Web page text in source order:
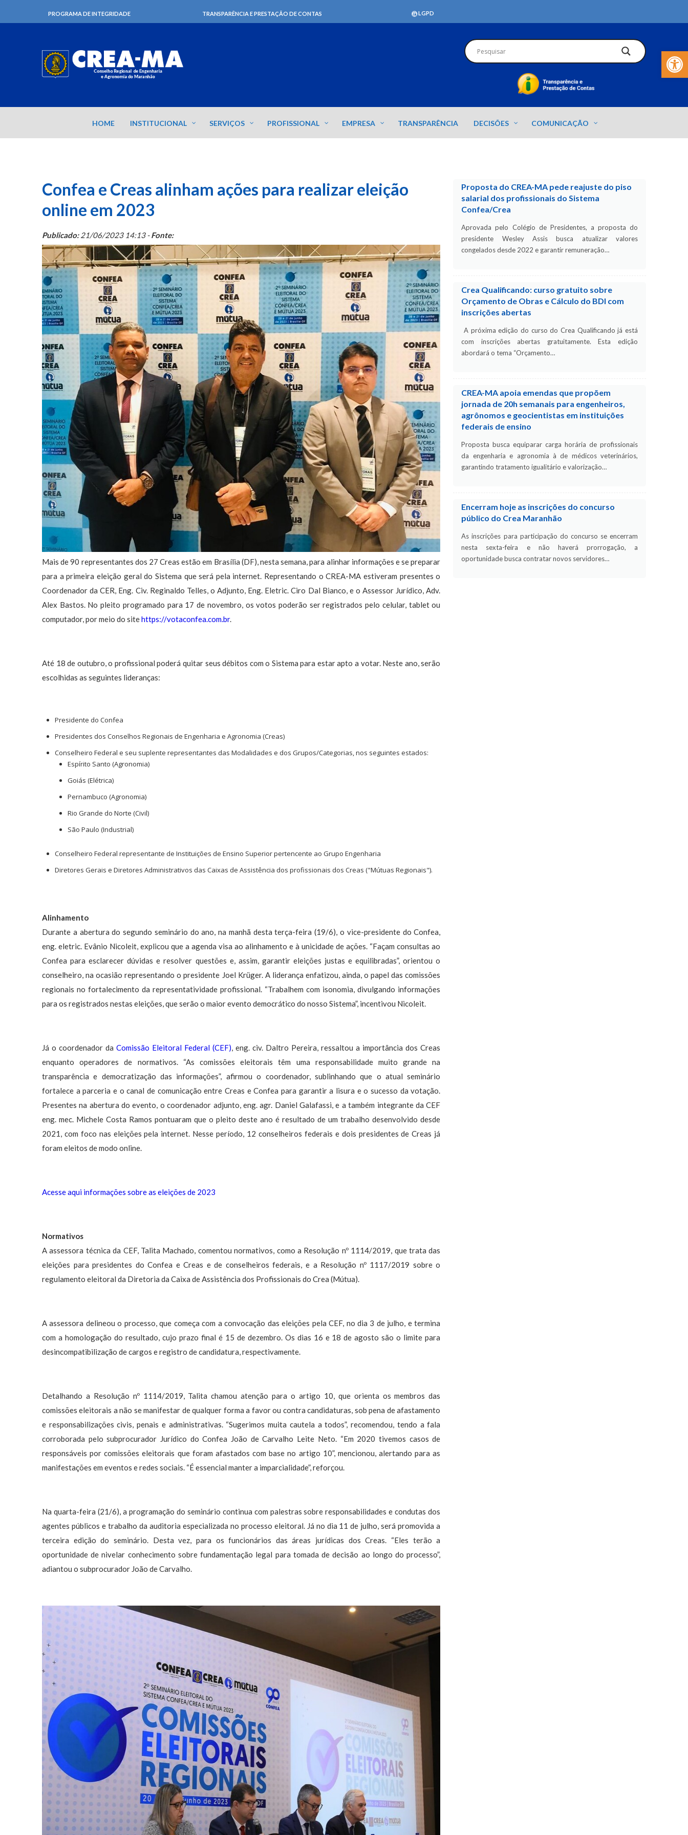
Barra de
PROGRAMA DE INTEGRIDADE TRANSPARÊNCIA E PRESTAÇÃO DE CONTAS LGPD
HOME INSTITUCIONAL SERVIÇOS PROFISSIONAL EMPRESA TRANSPARÊNCIA DECISÕES COMUNICAÇÃO
Confea e Creas alinham ações para realizar eleição
online em 2023
Publicado:21/06/2023 14:13 -Fonte:
Mais de 90 representantes dos 27 Creas estão em Brasília (DF), nesta semana, para alinhar informações e se preparar
para a primeira eleição geral do Sistema que será pela internet. Representando o CREA-MA estiveram presentes o
Coordenador da CER, Eng. Civ. Reginaldo Telles, o Adjunto, Eng. Eletric. Ciro Dal Bianco, e o Assessor Jurídico, Adv.
Alex Bastos. No pleito programado para 17 de novembro, os votos poderão ser registrados pelo celular, tablet ou
computador, por meio do sitehttps://votaconfea.com.br.
Até 18 de outubro, o profissional poderá quitar seus débitos com o Sistema para estar apto a votar. Neste ano, serão
escolhidas as seguintes lideranças:
Presidente do Confea
Presidentes dos Conselhos Regionais de Engenharia e Agronomia (Creas)
Conselheiro Federal e seu suplente representantes das Modalidades e dos Grupos/Categorias, nos seguintes estados:
Espírito Santo (Agronomia)
Goiás (Elétrica)
Pernambuco (Agronomia)
Rio Grande do Norte (Civil)
São Paulo (Industrial)
Conselheiro Federal representante de Instituições de Ensino Superior pertencente ao Grupo Engenharia
Diretores Gerais e Diretores Administrativos das Caixas de Assistência dos profissionais dos Creas ("Mútuas Regionais").
Alinhamento
Durante a abertura do segundo seminário do ano, na manhã desta terça-feira (19/6), o vice-presidente do Confea,
eng. eletric. Evânio Nicoleit, explicou que a agenda visa ao alinhamento e à unicidade de ações. “Façam consultas ao
Confea para esclarecer dúvidas e resolver questões e, assim, garantir eleições justas e equilibradas”, orientou o
conselheiro, na ocasião representando o presidente Joel Krüger. A liderança enfatizou, ainda, o papel das comissões
regionais no fortalecimento da representatividade profissional. “Trabalhem com isonomia, divulgando informações
para os registrados nestas eleições, que serão o maior evento democrático do nosso Sistema”, incentivou Nicoleit.
Já o coordenador daComissão Eleitoral Federal (CEF), eng. civ. Daltro Pereira, ressaltou a importância dos Creas
enquanto operadores de normativos. “As comissões eleitorais têm uma responsabilidade muito grande na
transparência e democratização das informações”, afirmou o coordenador, sublinhando que o atual seminário
fortalece a parceria e o canal de comunicação entre Creas e Confea para garantir a lisura e o sucesso da votação.
Presentes na abertura do evento, o coordenador adjunto, eng. agr. Daniel Galafassi, e a também integrante da CEF
eng. mec. Michele Costa Ramos pontuaram que o pleito deste ano é resultado de um trabalho desenvolvido desde
2021, com foco nas eleições pela internet. Nesse período, 12 conselheiros federais e dois presidentes de Creas já
foram eleitos de modo online.
Acesse aqui informações sobre as eleições de 2023
Normativos
A assessora técnica da CEF, Talita Machado, comentou normativos, como a Resolução nº 1114/2019, que trata das
eleições para presidentes do Confea e Creas e de conselheiros federais, e a Resolução nº 1117/2019 sobre o
regulamento eleitoral da Diretoria da Caixa de Assistência dos Profissionais do Crea (Mútua).
A assessora delineou o processo, que começa com a convocação das eleições pela CEF, no dia 3 de julho, e termina
com a homologação do resultado, cujo prazo final é 15 de dezembro. Os dias 16 e 18 de agosto são o limite para
desincompatibilização de cargos e registro de candidatura, respectivamente.
Detalhando a Resolução nº 1114/2019, Talita chamou atenção para o artigo 10, que orienta os membros das
comissões eleitorais a não se manifestar de qualquer forma a favor ou contra candidaturas, sob pena de afastamento
e responsabilizações civis, penais e administrativas. “Sugerimos muita cautela a todos”, recomendou, tendo a fala
corroborada pelo subprocurador Jurídico do Confea João de Carvalho Leite Neto. “Em 2020 tivemos casos de
responsáveis por comissões eleitorais que foram afastados com base no artigo 10”, mencionou, alertando para as
manifestações em eventos e redes sociais. “É essencial manter a imparcialidade”, reforçou.
Na quarta-feira (21/6), a programação do seminário continua com palestras sobre responsabilidades e condutas dos
agentes públicos e trabalho da auditoria especializada no processo eleitoral. Já no dia 11 de julho, será promovida a
terceira edição do seminário. Desta vez, para os funcionários das áreas jurídicas dos Creas. “Eles terão a
oportunidade de nivelar conhecimento sobre fundamentação legal para tomada de decisão ao longo do processo”,
adiantou o subprocurador João de Carvalho.
Proposta do CREA-MA pede reajuste do piso
salarial dos profissionais do Sistema
Confea/Crea
Aprovada pelo Colégio de Presidentes, a proposta do
presidente Wesley Assis busca atualizar valores
congelados desde 2022 e garantir remuneração…
Crea Qualificando: curso gratuito sobre
Orçamento de Obras e Cálculo do BDI com
inscrições abertas
A próxima edição do curso do Crea Qualificando já está
com inscrições abertas gratuitamente. Esta edição
abordará o tema “Orçamento…
CREA-MA apoia emendas que propõem
jornada de 20h semanais para engenheiros,
agrônomos e geocientistas em instituições
federais de ensino
Proposta busca equiparar carga horária de profissionais
da engenharia e agronomia à de médicos veterinários,
garantindo tratamento igualitário e valorização…
Encerram hoje as inscrições do concurso
público do Crea Maranhão
As inscrições para participação do concurso se encerram
nesta sexta-feira e não haverá prorrogação, a
oportunidade busca contratar novos servidores…